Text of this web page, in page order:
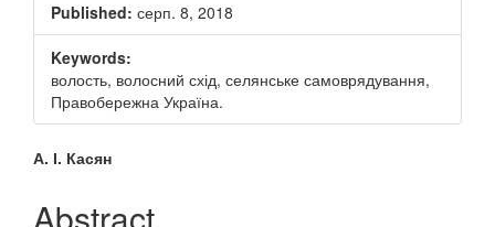
Published: серп. 8, 2018
Keywords:
волость, волосний схід, селянське самоврядування,
Правобережна Україна.
Main
Article
А. І. Касян